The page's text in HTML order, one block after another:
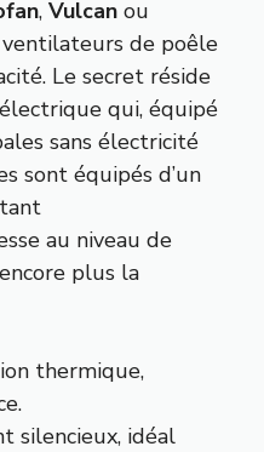
, Vulcan ou
de poêle
Le secret réside
qui, équipé
sans électricité
sont équipés d’un
au niveau de
plus la
thermique,
silencieux, idéal